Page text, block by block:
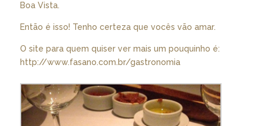
Boa Vista.
Então é isso! Tenho certeza que vocês vão amar.
O site para quem quiser ver mais um pouquinho é:
http://www.fasano.com.br/gastronomia